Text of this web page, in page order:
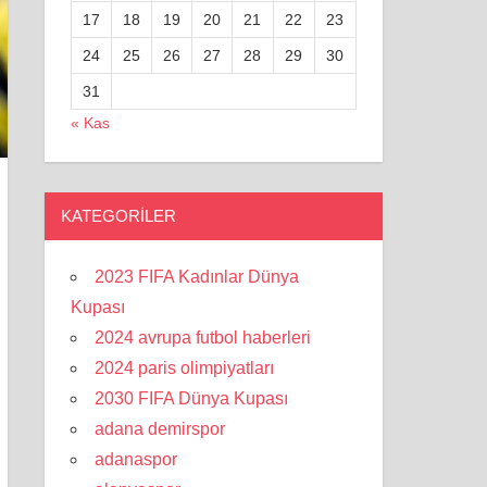
17 18 19 20 21 22 23
24 25 26 27 28 29 30
31
« Kas
KATEGORILER
2023 FIFA Kadınlar Dünya
Kupası
2024 avrupa futbol haberleri
2024 paris olimpiyatları
2030 FIFA Dünya Kupası
adana demirspor
adanaspor